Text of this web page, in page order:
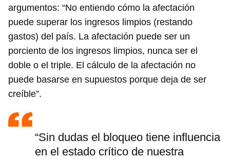
argumentos: “No entiendo cómo la afectación
puede superar los ingresos limpios (restando
gastos) del país. La afectación puede ser un
porciento de los ingresos limpios, nunca ser el
doble o el triple. El cálculo de la afectación no
puede basarse en supuestos porque deja de ser
creíble”.
“Sin dudas el bloqueo tiene influencia
en el estado crítico de nuestra